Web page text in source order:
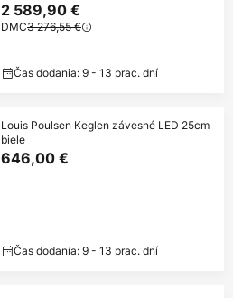
2 589,90 €
DMC3 276,55 €
Čas dodania: 9 - 13 prac. dní
Louis Poulsen Keglen závesné LED 25cm
biele
646,00 €
Čas dodania: 9 - 13 prac. dní